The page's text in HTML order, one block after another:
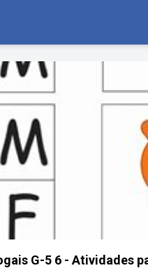
G-5 6 - Atividades